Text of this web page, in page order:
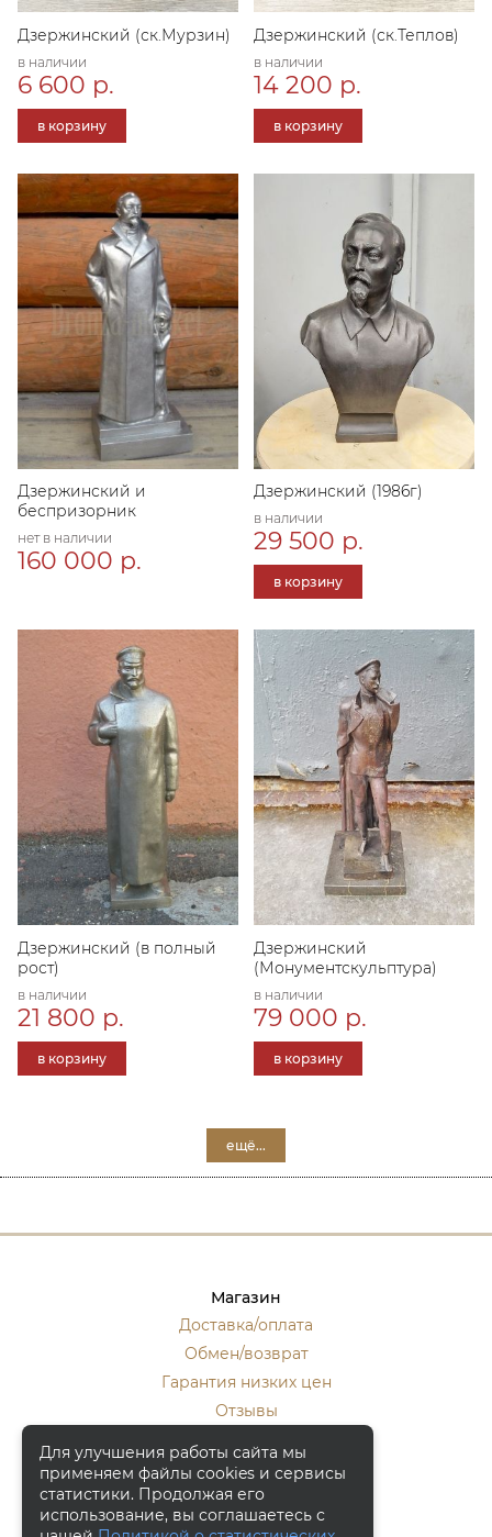
Дзержинский (ск.Мурзин)
в наличии
6 600 р.
в корзину
Дзержинский (ск.Теплов)
в наличии
14 200 р.
в корзину
Дзержинский и
беспризорник
нет в наличии
160 000 р.
Дзержинский (1986г)
в наличии
29 500 р.
в корзину
Дзержинский (в полный
рост)
в наличии
21 800 р.
в корзину
Дзержинский
(Монументскульптура)
в наличии
79 000 р.
в корзину
ещё...
Магазин
Доставка/оплата
Обмен/возврат
Гарантия низких цен
Отзывы
Контакты
Москва, ул. Кулакова 20, к.1.
Для улучшения работы сайта мы
применяем файлы cookies и сервисы
статистики. Продолжая его
использование, вы соглашаетесь с